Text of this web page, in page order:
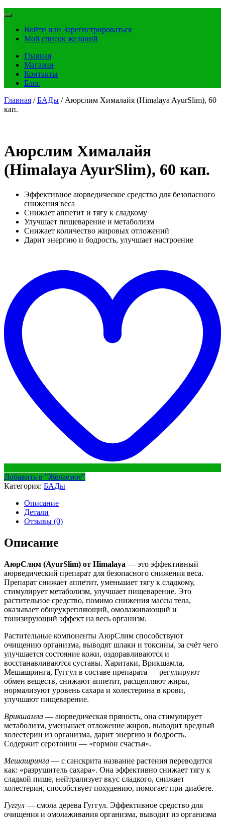
Войти или Зарегистрироваться
Мой список желаний
Главная
Магазин
Контакты
Блог
Главная /БАДы / Аюрслим Хималайя (Himalaya AyurSlim), 60
кап.
Аюрслим Хималайя
(Himalaya AyurSlim), 60 кап.
Эффективное аюрведическое средство для безопасного
снижения веса
Снижает аппетит и тягу к сладкому
Улучшает пищеварение и метаболизм
Снижает количество жировых отложений
Дарит энергию и бодрость, улучшает настроение
Добавить в "Желаемое"
Категория: БАДы
Описание
Детали
Отзывы (0)
Описание
АюрСлим (AyurSlim) от Himalaya — это эффективный
аюрведический препарат для безопасного снижения веса.
Препарат снижает аппетит, уменьшает тягу к сладкому,
стимулирует метаболизм, улучшает пищеварение. Это
растительное средство, помимо снижения массы тела,
оказывает общеукрепляющий, омолаживающий и
тонизирующий эффект на весь организм.
Растительные компоненты АюрСлим способствуют
очищению организма, выводят шлаки и токсины, за счёт чего
улучшается состояние кожи, оздоравливаются и
восстанавливаются суставы. Харитаки, Врикшамла,
Мешашринга, Гуггул в составе препарата — регулируют
обмен веществ, снижают аппетит, расщепляют жиры,
нормализуют уровень сахара и холестерина в крови,
улучшают пищеварение.
Врикшамла — аюрведическая пряность, она стимулирует
метаболизм, уменьшает отложение жиров, выводит вредный
холестерин из организма, дарит энергию и бодрость.
Содержит серотонин — «гормон счастья».
Мешашринга — с санскрита название растения переводится
как: «разрушитель сахара». Она эффективно снижает тягу к
сладкой пище, нейтрализует вкус сладкого, снижает
холестерин, способствует похудению, помогает при диабете.
Гуггул — смола дерева Гуггул. Эффективное средство для
очищения и омолаживания организма, выводит из организма